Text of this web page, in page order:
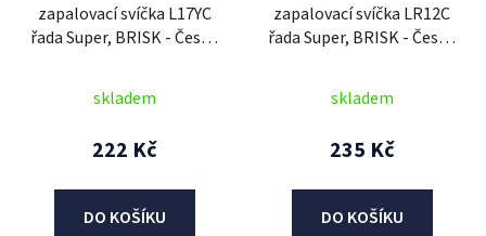
zapalovací svíčka L17YC
řada Super, BRISK - Česká
skladem
222 Kč
DO KOŠÍKU
zapalovací svíčka LR12C
řada Super, BRISK - Česká
skladem
235 Kč
DO KOŠÍKU